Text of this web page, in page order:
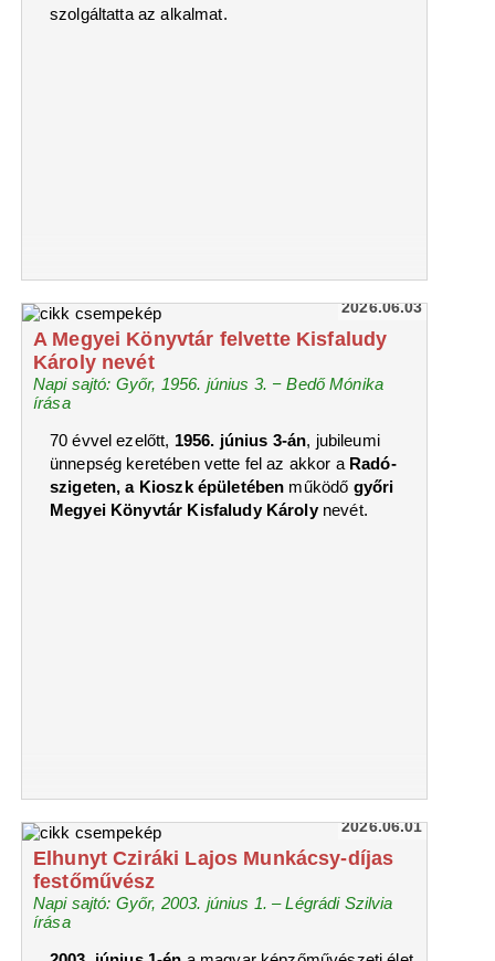
szolgáltatta az alkalmat.
2026.06.03
A Megyei Könyvtár felvette Kisfaludy
Károly nevét
Napi sajtó: Győr, 1956. június 3. − Bedő Mónika
írása
70 évvel ezelőtt, 1956. június 3-án, jubileumi
ünnepség keretében vette fel az akkor a Radó-
szigeten, a Kioszk épületében működő győri
Megyei Könyvtár Kisfaludy Károlynevét.
2026.06.01
Elhunyt Cziráki Lajos Munkácsy-díjas
festőművész
Napi sajtó: Győr, 2003. június 1. – Légrádi Szilvia
írása